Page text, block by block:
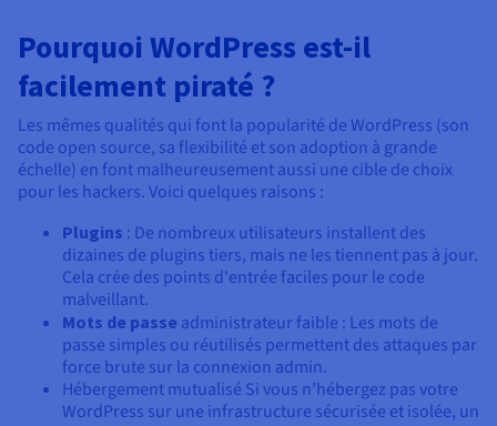
Disponibilités par régions
Documentation
Roadmap & Changelog
Roadmap & Changelog
Pourquoi WordPress est-il
facilement piraté ?
Les mêmes qualités qui font la popularité de WordPress (son
code open source, sa flexibilité et son adoption à grande
échelle) en font malheureusement aussi une cible de choix
pour les hackers. Voici quelques raisons :
Plugins : De nombreux utilisateurs installent des
dizaines de plugins tiers, mais ne les tiennent pas à jour.
Cela crée des points d'entrée faciles pour le code
malveillant.
Mots de passe administrateur faible : Les mots de
passe simples ou réutilisés permettent des attaques par
force brute sur la connexion admin.
Hébergement mutualisé Si vous n’hébergez pas votre
WordPress sur une infrastructure sécurisée et isolée, un